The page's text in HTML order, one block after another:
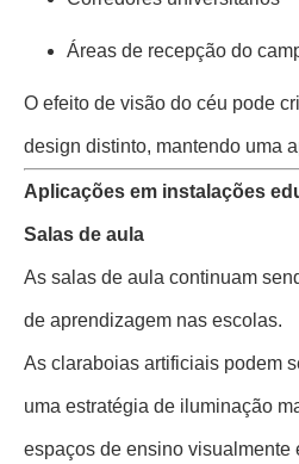
Áreas de recepção do
O efeito de visão do céu pode
design distinto, mantendo uma
Aplicações em instalações
Salas de aula
As salas de aula continuam
de aprendizagem nas escolas.
As claraboias artificiais podem
uma estratégia de iluminação
espaços de ensino visualmente